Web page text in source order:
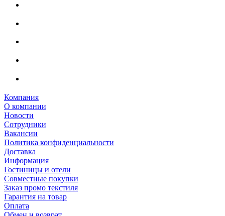
Компания
О компании
Новости
Сотрудники
Вакансии
Политика конфиденциальности
Доставка
Информация
Гостиницы и отели
Совместные покупки
Заказ промо текстиля
Гарантия на товар
Оплата